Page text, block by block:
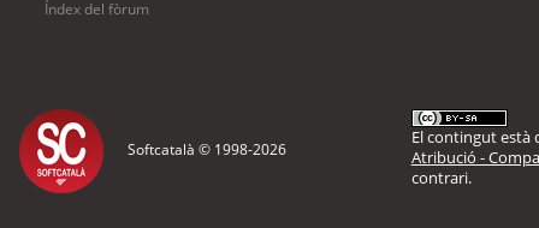
Índex del fòrum
Softcatalà © 1998-2026
El contingut està
Atribució -
contrari.